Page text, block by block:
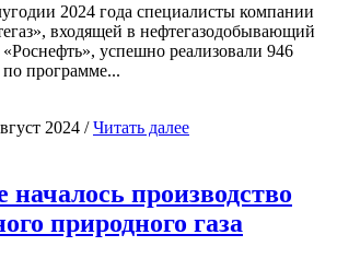
2024 года специалисты компании
входящей в нефтегазодобывающий
успешно реализовали 946
программе...
2024 /Читать далее
началось производство
природного газа